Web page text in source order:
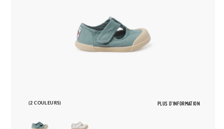
(2 COULEURS) PLUS D'INFORMATION